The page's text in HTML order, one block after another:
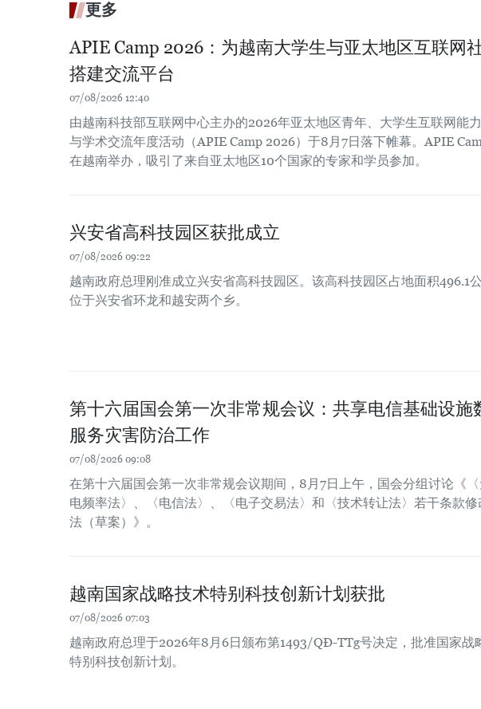
更多
APIE Camp 2026：为越南大学生与亚太地区互联网
搭建交流平台
07/08/2026 12:40
由越南科技部互联网中心主办的2026年亚太地区青年、大学生互联网能
与学术交流年度活动（APIE Camp 2026）于8月7日落下帷幕。APIE
在越南举办，吸引了来自亚太地区10个国家的专家和学员参加。
兴安省高科技园区获批成立
07/08/2026 09:22
越南政府总理刚准成立兴安省高科技园区。该高科技园区占地面积496.1公
位于兴安省环龙和越安两个乡。
第十六届国会第一次非常规会议：共享电信基础设施
服务灾害防治工作
07/08/2026 09:08
在第十六届国会第一次非常规会议期间，8月7日上午，国会分组讨论《
电频率法〉、〈电信法〉、〈电子交易法〉和〈技术转让法〉若干条款
法（草案）》。
越南国家战略技术特别科技创新计划获批
07/08/2026 07:03
越南政府总理于2026年8月6日颁布第1493/QĐ-TTg号决定，批准国家战
特别科技创新计划。